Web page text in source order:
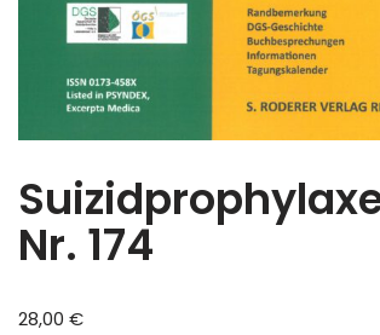
Nr. 174
28,00 €